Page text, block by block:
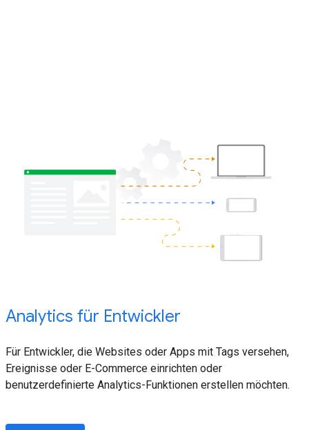
Analytics für Entwickler
Für Entwickler, die Websites oder Apps mit Tags versehen,
Ereignisse oder E-Commerce einrichten oder
benutzerdefinierte Analytics-Funktionen erstellen möchten.